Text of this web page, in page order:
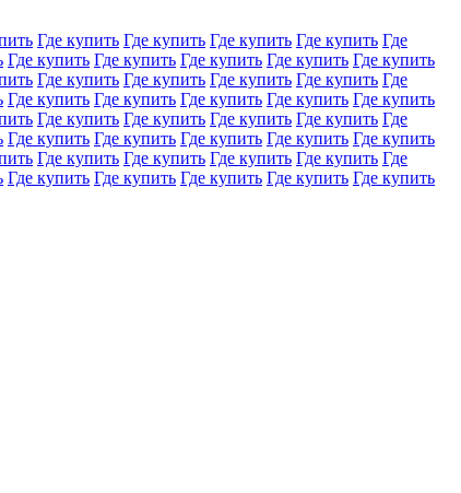
Где купить Где купить Где купить Где купить Где
Где купить Где купить Где купить Где купить Где купить
Где купить Где купить Где купить Где купить Где
Где купить Где купить Где купить Где купить Где купить
Где купить Где купить Где купить Где купить Где
Где купить Где купить Где купить Где купить Где купить
Где купить Где купить Где купить Где купить Где
Где купить Где купить Где купить Где купить Где купить